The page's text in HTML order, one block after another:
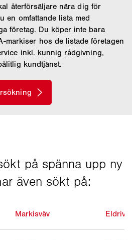
återförsäljare nära dig för
en omfattande lista med
företag. Du köper inte bara
markiser hos de listade företagen
inkl. kunnig rådgivning,
kundtjänst.
Markisväv